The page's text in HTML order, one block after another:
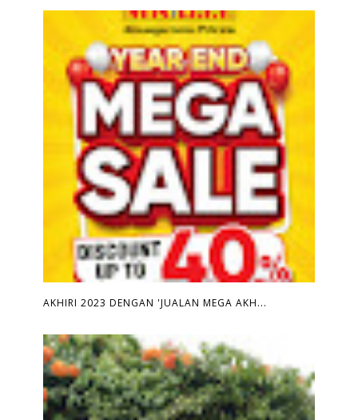
AKHIRI 2023 DENGAN 'JUALAN MEGA AKH...